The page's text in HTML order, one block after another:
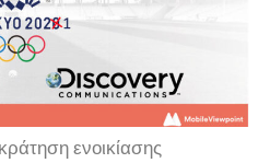
ενοικίασης